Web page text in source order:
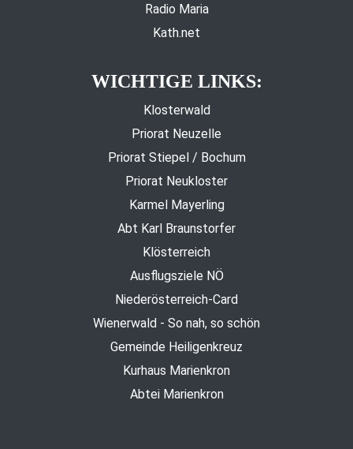
Radio Maria
Kath.net
WICHTIGE LINKS:
Klosterwald
Priorat Neuzelle
Priorat Stiepel / Bochum
Priorat Neukloster
Karmel Mayerling
Abt Karl Braunstorfer
Klösterreich
Ausflugsziele NÖ
Niederösterreich-Card
Wienerwald - So nah, so schön
Gemeinde Heiligenkreuz
Kurhaus Marienkron
Abtei Marienkron